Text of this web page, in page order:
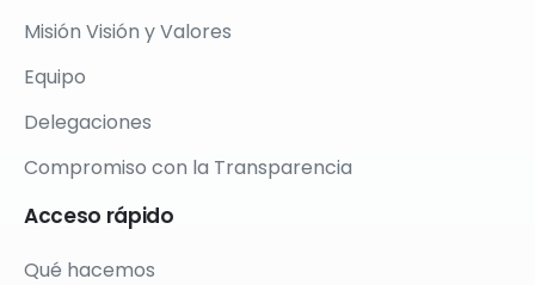
Misión Visión y Valores
Equipo
Delegaciones
Compromiso con la Transparencia
Acceso rápido
Qué hacemos